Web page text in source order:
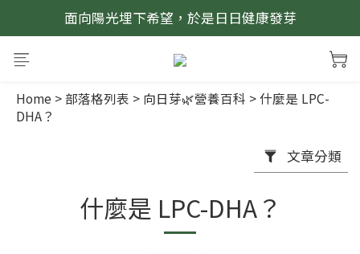
面向陽光埋下希望，於是日日健康發芽
Home >部落格列表 > 向日芽🌿營養百科 >什麼是 LPC-
DHA？
文章分類
什麼是 LPC-DHA？